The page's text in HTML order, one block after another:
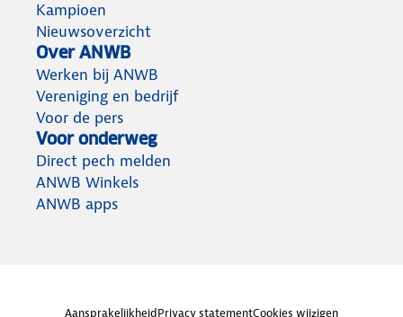
Kampioen
Nieuwsoverzicht
Over ANWB
Werken bij ANWB
Vereniging en bedrijf
Voor de pers
Voor onderweg
Direct pech melden
ANWB Winkels
ANWB apps
AansprakelijkheidPrivacy statementCookies wijzigen